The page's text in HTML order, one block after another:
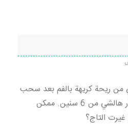
من ريحة كريهة بالفم بعد سحب
العصب وتركيب تاج. صار هالشي من 6 سنين. ممكن
التاج؟